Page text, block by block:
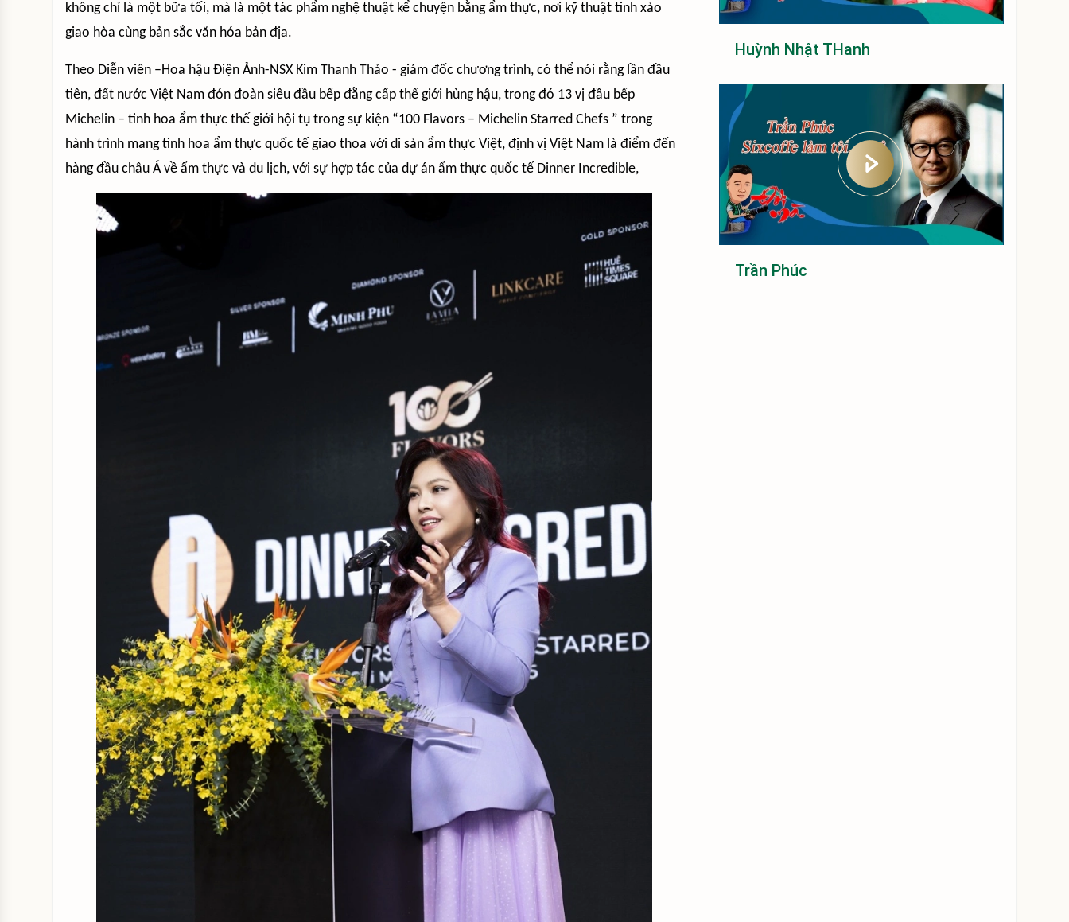
không chỉ là một bữa tối, mà là một tác phẩm nghệ thuật kể chuyện bằng ẩm thực, nơi kỹ thuật tinh xảo
giao hòa cùng bản sắc văn hóa bản địa.
Theo Diễn viên –Hoa hậu Điện Ảnh-NSX Kim Thanh Thảo - giám đốc chương trình, có thể nói rằng lần đầu
tiên, đất nước Việt Nam đón đoàn siêu đầu bếp đằng cấp thế giới hùng hậu, trong đó 13 vị đầu bếp
Michelin – tinh hoa ẩm thực thế giới hội tụ trong sự kiện “100 Flavors – Michelin Starred Chefs ” trong
hành trình mang tinh hoa ẩm thực quốc tế giao thoa với di sản ẩm thực Việt, định vị Việt Nam là điểm đến
hàng đầu châu Á về ẩm thực và du lịch, với sự hợp tác của dự án ẩm thực quốc tế Dinner Incredible,
Huỳnh Nhật THanh
Trần Phúc